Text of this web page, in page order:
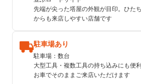
先端が尖った塔屋の外観が目印。ひた
からも来店しやすい店舗です
駐車場あり
駐車場：数台
大型工具・複数工具の持ち込みにも便利
お車でそのままご来店いただけます